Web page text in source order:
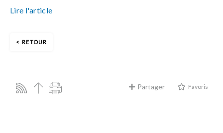
Lire l'article
RETOUR
Partager Favoris